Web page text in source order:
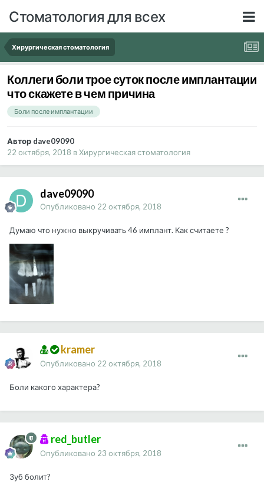
Стоматология для всех
Хирургическая стоматология
Коллеги боли трое суток после имплантации
что скажете в чем причина
Боли после имплантации
Автор dave09090
22 октября, 2018 вХирургическая стоматология
dave09090
Опубликовано 22 октября, 2018
Думаю что нужно выкручивать 46 имплант. Как считаете ?
kramer
Опубликовано 22 октября, 2018
Боли какого характера?
red_butler
Опубликовано 23 октября, 2018
Зуб болит?